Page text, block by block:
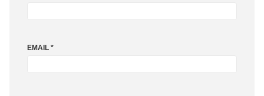
EMAIL *